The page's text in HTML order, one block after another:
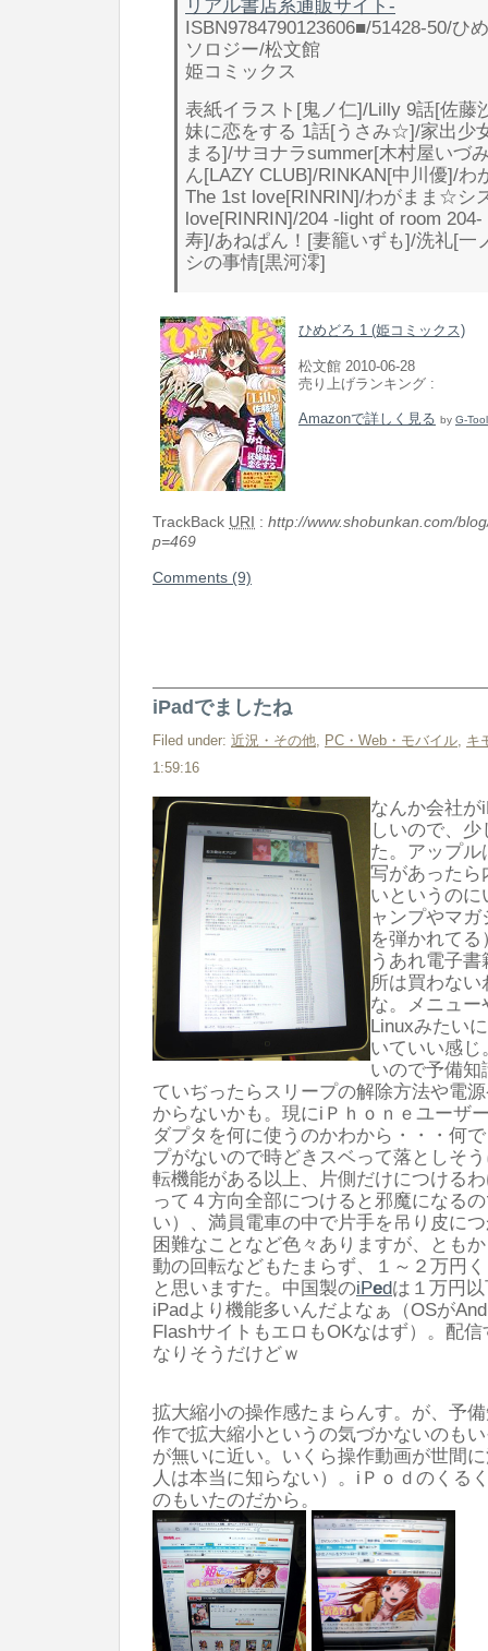
リアル書店系通販サイト-
ISBN9784790123606■/51428-50/ひ
ソロジー/松文館
姫コミックス
表紙イラスト[鬼ノ仁]/Lilly 9話[佐藤
妹に恋をする 1話[うさみ☆]/家出少
まる]/サヨナラsummer[木村屋いづ
ん[LAZY CLUB]/RINKAN[中川優]/
The 1st love[RINRIN]/わがまま☆シ
love[RINRIN]/204 -light of room
寿]/あねぱん！[妻籠いずも]/洗礼[一
シの事情[黒河澪]
ひめどろ 1 (姫コミックス)
松文館 2010-06-28
売り上げランキング :
Amazonで詳しく見る by G-
TrackBack URI : http://www.shobunkan.com/
p=469
Comments (9)
iPadでましたね
Filed under: 近況・その他 PC・Web・モバイル キ
1:59:16
なんか会社が
しいので、
た。アップ
写があったら
いというの
ャンプやマ
を弾かれて
うあれ電子
所は買わな
な。メニュー
Linuxみたい
いていい感
いので予備
ていぢったらスリープの解除方法や電
からないかも。現にiＰｈｏｎｅユーザ
ダプタを何に使うのかわから・・・何
プがないので時どきスベって落としそ
転機能がある以上、片側だけにつける
って４方向全部につけると邪魔になる
い）、満員電車の中で片手を吊り皮に
困難なことなど色々ありますが、とも
動の回転などもたまらず、１～２万円
と思いますた。中国製のiPedは１万円
iPadより機能多いんだよなぁ（OSが
FlashサイトもエロもOKなはず）。配
なりそうだけどｗ
拡大縮小の操作感たまらんす。が、予
作で拡大縮小というの気づかないのも
が無いに近い。いくら操作動画が世間
人は本当に知らない）。iＰｏｄのくる
のもいたのだから。